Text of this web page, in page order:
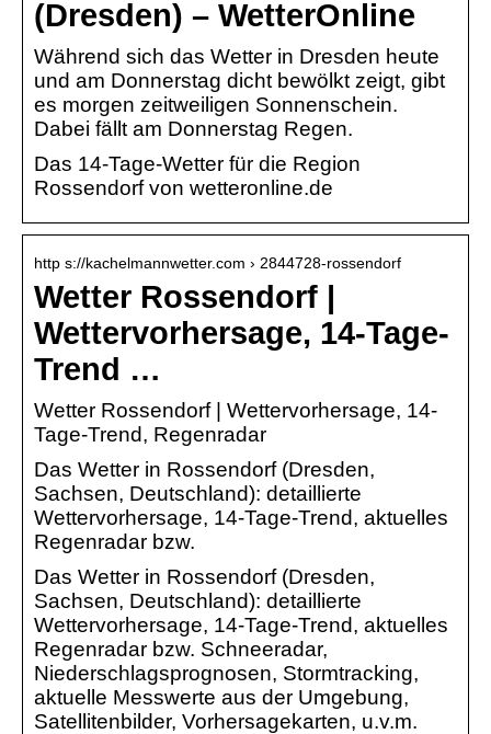
(Dresden) – WetterOnline
Während sich das Wetter in Dresden heute
und am Donnerstag dicht bewölkt zeigt, gibt
es morgen zeitweiligen Sonnenschein.
Dabei fällt am Donnerstag Regen.
Das 14-Tage-Wetter für die Region
Rossendorf von wetteronline.de
http s://kachelmannwetter.com › 2844728-rossendorf
Wetter Rossendorf |
Wettervorhersage, 14-Tage-
Trend …
Wetter Rossendorf | Wettervorhersage, 14-
Tage-Trend, Regenradar
Das Wetter in Rossendorf (Dresden,
Sachsen, Deutschland): detaillierte
Wettervorhersage, 14-Tage-Trend, aktuelles
Regenradar bzw.
Das Wetter in Rossendorf (Dresden,
Sachsen, Deutschland): detaillierte
Wettervorhersage, 14-Tage-Trend, aktuelles
Regenradar bzw. Schneeradar,
Niederschlagsprognosen, Stormtracking,
aktuelle Messwerte aus der Umgebung,
Satellitenbilder, Vorhersagekarten, u.v.m.